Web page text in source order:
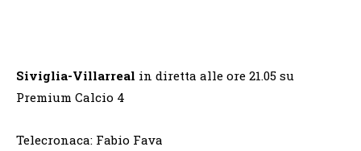
Siviglia-Villarreal in diretta alle ore 21.05 su
Premium Calcio 4
Telecronaca: Fabio Fava